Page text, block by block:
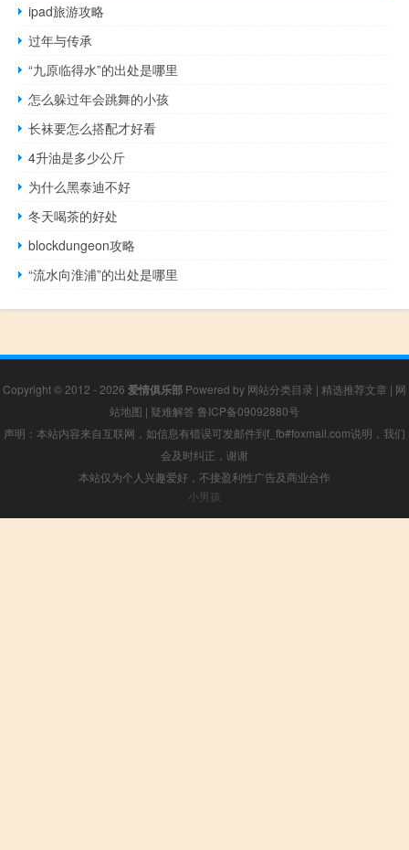
ipad旅游攻略
过年与传承
“九原临得水”的出处是哪里
怎么躲过年会跳舞的小孩
长袜要怎么搭配才好看
4升油是多少公斤
为什么黑泰迪不好
冬天喝茶的好处
blockdungeon攻略
“流水向淮浦”的出处是哪里
Copyright © 2012 - 2026 爱情俱乐部 Powered by 网站分类目录 | 精选推荐文章 | 网
站地图 | 疑难解答 鲁ICP备09092880号
声明：本站内容来自互联网，如信息有错误可发邮件到f_fb#foxmail.com说明，我们
会及时纠正，谢谢
本站仅为个人兴趣爱好，不接盈利性广告及商业合作
小男孩